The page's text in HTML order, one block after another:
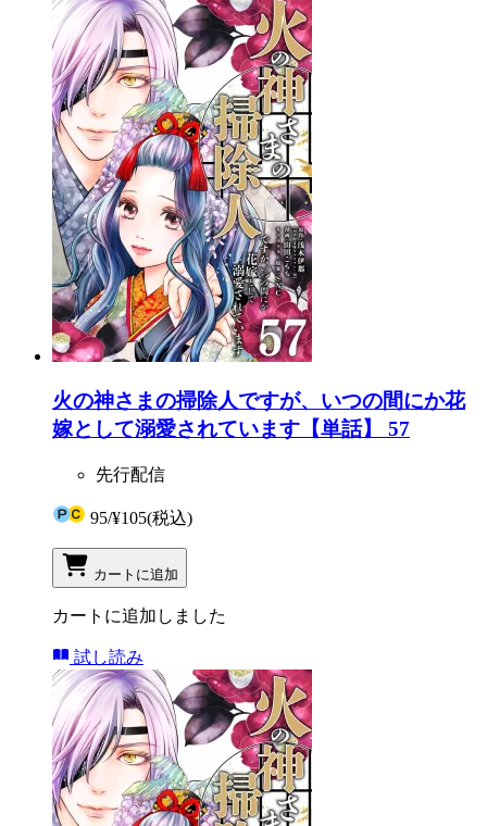
火の神さまの掃除人ですが、いつの間にか花
嫁として溺愛されています【単話】 57
先行配信
95/¥105(税込)
カートに追加
カートに追加しました
試し読み